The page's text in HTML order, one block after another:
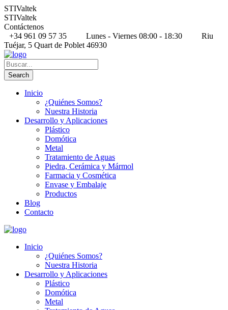
STIValtek
STIValtek
Contáctenos
+34 961 09 57 35
Lunes - Viernes 08:00 - 18:30
Riu
Tuéjar, 5 Quart de Poblet 46930
Inicio
¿Quiénes Somos?
Nuestra Historia
Desarrollo y Aplicaciones
Plástico
Domótica
Metal
Tratamiento de Aguas
Piedra, Cerámica y Mármol
Farmacia y Cosmética
Envase y Embalaje
Productos
Blog
Contacto
Inicio
¿Quiénes Somos?
Nuestra Historia
Desarrollo y Aplicaciones
Plástico
Domótica
Metal